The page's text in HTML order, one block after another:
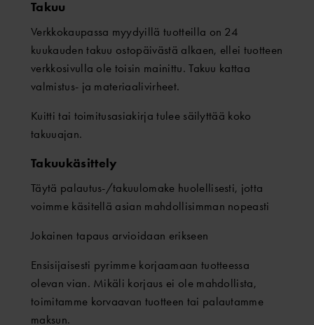
Takuu
Verkkokaupassa myydyillä tuotteilla on 24
kuukauden takuu ostopäivästä alkaen, ellei tuotteen
verkkosivulla ole toisin mainittu. Takuu kattaa
valmistus- ja materiaalivirheet.
Kuitti tai toimitusasiakirja tulee säilyttää koko
takuuajan.
Takuukäsittely
Täytä palautus-/takuulomake huolellisesti, jotta
voimme käsitellä asian mahdollisimman nopeasti
Jokainen tapaus arvioidaan erikseen
Ensisijaisesti pyrimme korjaamaan tuotteessa
olevan vian. Mikäli korjaus ei ole mahdollista,
toimitamme korvaavan tuotteen tai palautamme
maksun.